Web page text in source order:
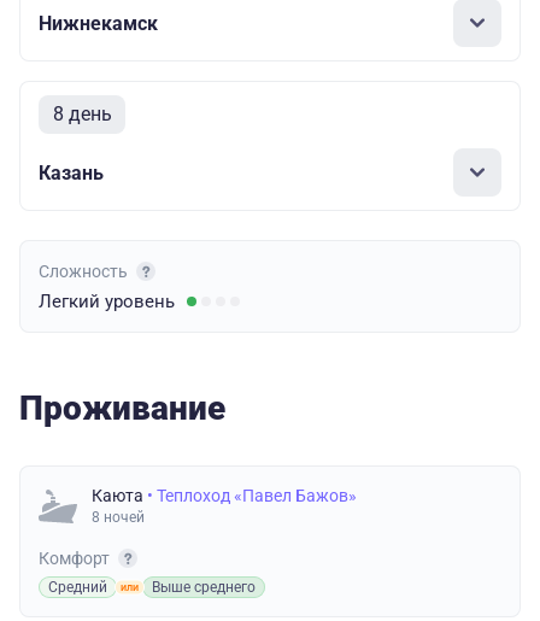
Нижнекамск
8 день
Казань
Сложность
Легкий уровень
Проживание
Каюта • Теплоход «Павел Бажов»
8 ночей
Комфорт
Средний Выше среднего